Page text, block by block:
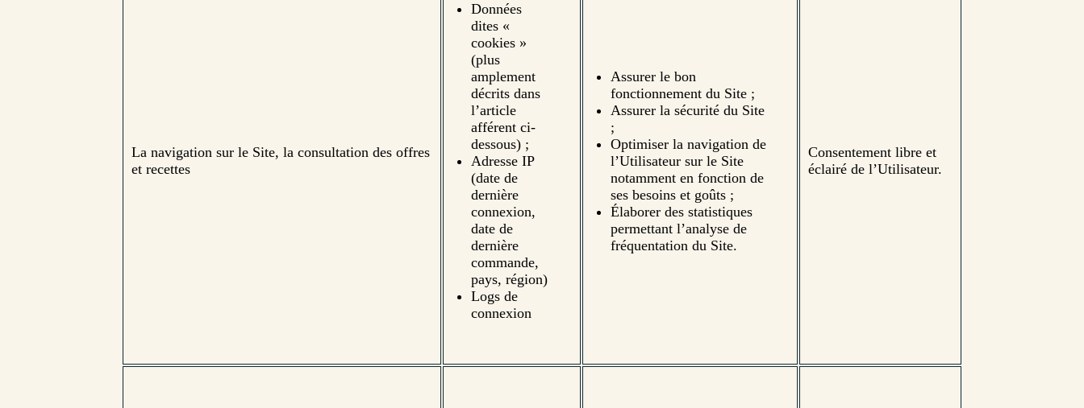
La navigation sur le Site, la consultation des offres
et recettes
Données
dites «
cookies »
(plus
amplement
décrits dans
l’article
afférent ci-
dessous) ;
Adresse IP
(date de
dernière
connexion,
date de
dernière
commande,
pays, région)
Logs de
connexion
Assurer le bon
fonctionnement du Site ;
Assurer la sécurité du Site
;
Optimiser la navigation de
l’Utilisateur sur le Site
notamment en fonction de
ses besoins et goûts ;
Élaborer des statistiques
permettant l’analyse de
fréquentation du Site.
Consentement libre et
éclairé de l’Utilisateur.